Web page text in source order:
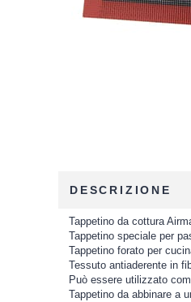
DESCRIZIONE
Tappetino da cottura
Tappetino speciale per
Tappetino forato per
Tessuto antiaderente in
Può essere utilizzato
Tappetino da abbinare a